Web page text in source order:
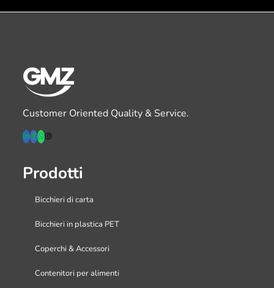
Customer Oriented Quality & Service.
Prodotti
Bicchieri di carta
Bicchieri in plastica PET
Coperchi & Accessori
Contenitori per alimenti